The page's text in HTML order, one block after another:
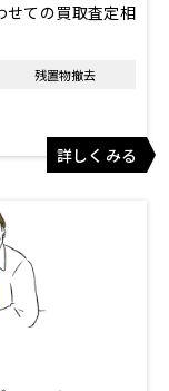
せての買取査定相
残置物撤去
詳しくみる